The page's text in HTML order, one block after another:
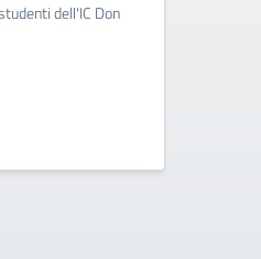
dell'IC Don